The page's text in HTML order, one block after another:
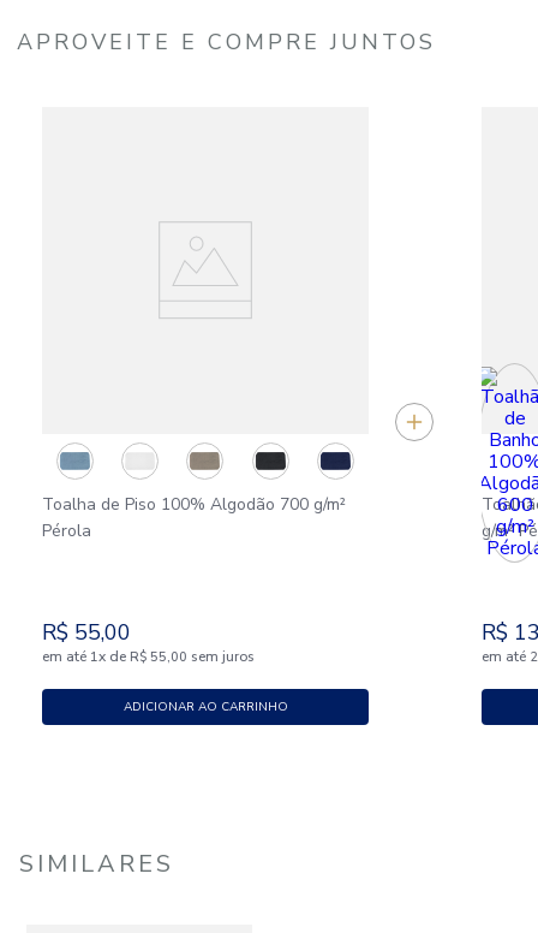
APROVEITE E COMPRE JUNTOS
Toalha de Piso 100% Algodão 700 g/m²
Pérola
R$ 55,00
em até 1x de R$ 55,00 sem juros
ADICIONAR AO CARRINHO
g/m²
R$
em até 2
SIMILARES